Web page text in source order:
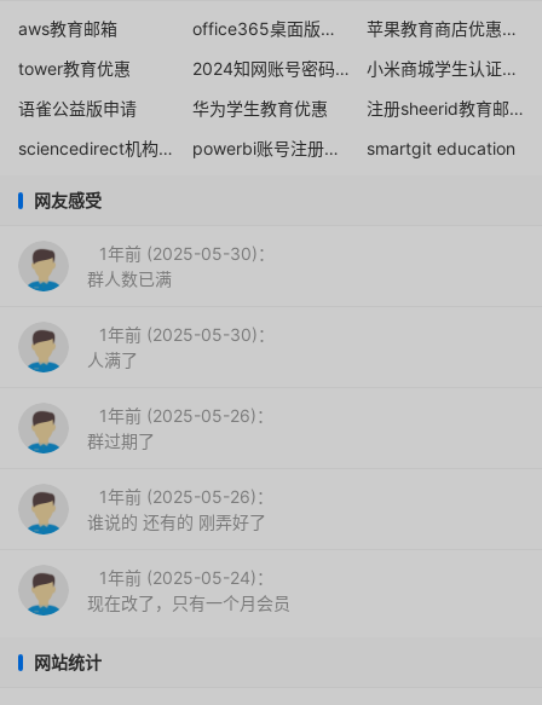
aws教育邮箱 office365桌面版全局
苹果教育商店优惠资格验证
tower教育优惠
2024知网账号密码共享
小米商城学生认证优惠券
语雀公益版申请
华为学生教育优惠
注册sheerid教育邮箱
sciencedirect机构邮箱账号
powerbi账号注册方法 smartgit education
网友感受
1年前 (2025-05-30)：
群人数已满
1年前 (2025-05-30)：
人满了
1年前 (2025-05-26)：
群过期了
1年前 (2025-05-26)：
谁说的 还有的 刚弄好了
1年前 (2025-05-24)：
现在改了，只有一个月会员
网站统计